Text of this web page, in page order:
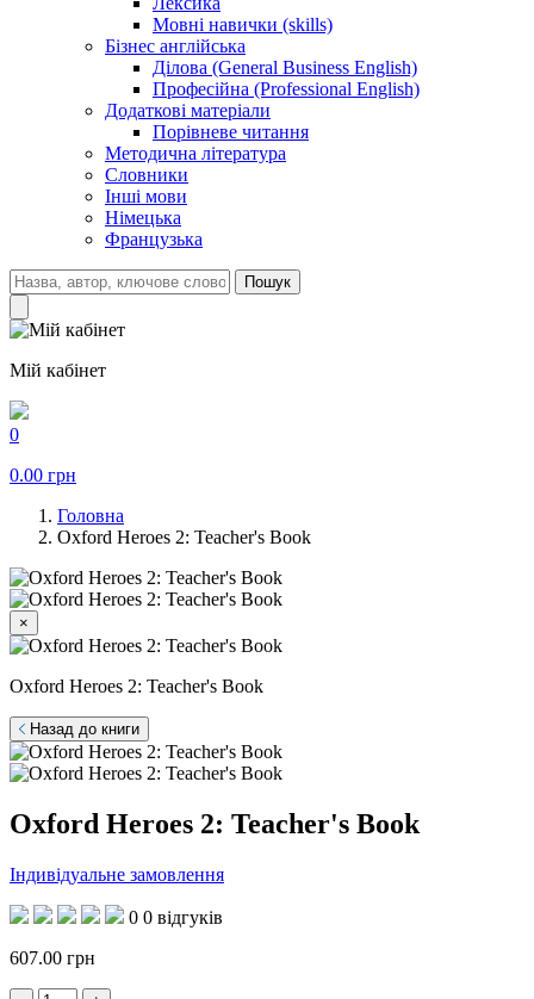
Мовні навички (skills)
Бізнес англійська
Ділова (General Business English)
Професійна (Professional English)
Додаткові матеріали
Порівневе читання
Методична література
Словники
Інші мови
Німецька
Французька
Пошук
Мій кабінет
0
0.00 грн
Головна
Oxford Heroes 2: Teacher's Book
×
Oxford Heroes 2: Teacher's Book
Назад до книги
Oxford Heroes 2: Teacher's Book
Індивідуальне замовлення
0 0 відгуків
607.00 грн